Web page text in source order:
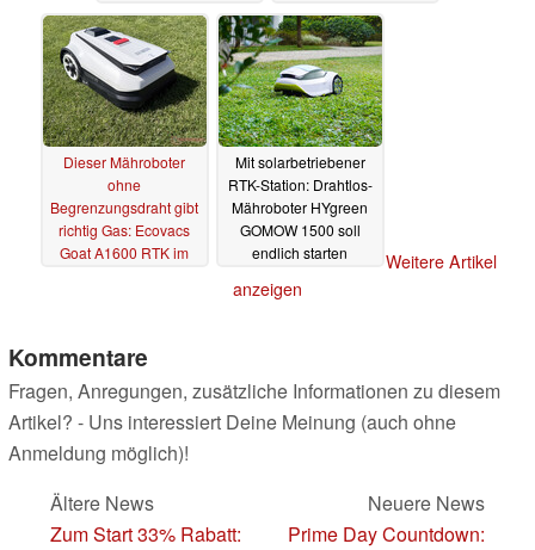
Dieser Mähroboter
ohne
Begrenzungsdraht gibt
richtig Gas: Ecovacs
Goat A1600 RTK im
Mit solarbetriebener
RTK-Station: Drahtlos-
Mähroboter HYgreen
GOMOW 1500 soll
endlich starten
Weitere Artikel
anzeigen
Kommentare
Fragen, Anregungen, zusätzliche Informationen zu diesem
Artikel? - Uns interessiert Deine Meinung (auch ohne
Anmeldung möglich)!
Ältere News
Zum Start 33% Rabatt:
Neuere News
Prime Day Countdown: